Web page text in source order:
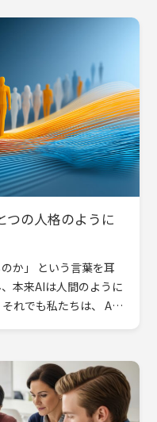
つの人格のように
か」 という言葉を耳
本来AIは人間のように
れでも私たちは、 AI